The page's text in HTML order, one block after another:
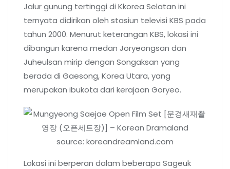
Jalur gunung tertinggi di Kkorea Selatan ini
ternyata didirikan oleh stasiun televisi KBS pada
tahun 2000. Menurut keterangan KBS, lokasi ini
dibangun karena medan Joryeongsan dan
Juheulsan mirip dengan Songaksan yang
berada di Gaesong, Korea Utara, yang
merupakan ibukota dari kerajaan Goryeo.
source: koreandreamland.com
Lokasi ini berperan dalam beberapa Sageuk